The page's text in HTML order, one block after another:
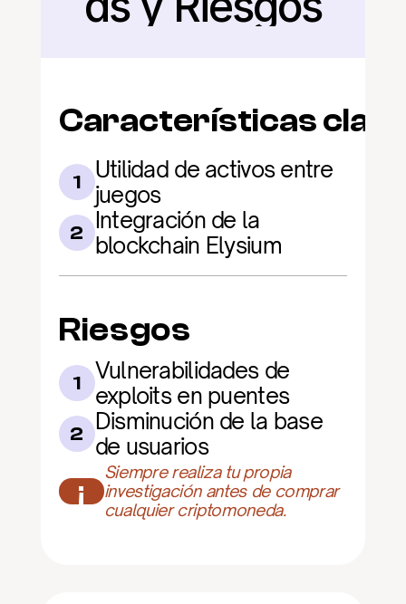
Características
1
Utilidad de activos entre
juegos
2 Integración de la
blockchain Elysium
Riesgos
1
Vulnerabilidades de
exploits en puentes
2 Disminución de la base
de usuarios
¡
Siempre realiza tu propia
investigación antes de comprar
cualquier criptomoneda.